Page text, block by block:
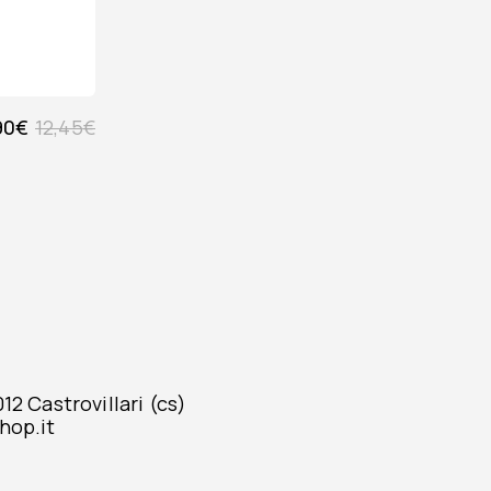
12,45€
€
Castrovillari (cs)